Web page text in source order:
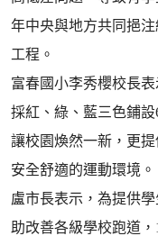
年中央與地方共同挹
工程。
富春國小李秀櫻校長
採紅、綠、藍三色鋪
讓校園煥然一新，更
安全舒適的運動環境。
盧市長表示，為提供
助改善各級學校跑道，